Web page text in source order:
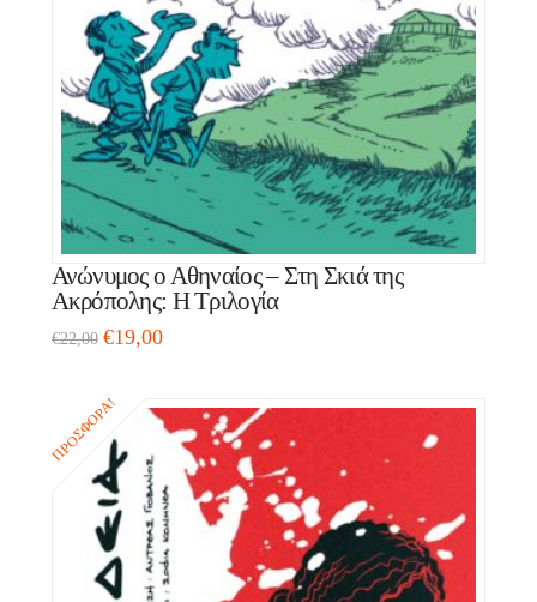
Ανώνυμος ο Αθηναίος – Στη Σκιά της
Ακρόπολης: Η Τριλογία
€22,00 €19,00
ΠΡΟΣΦΟΡΆ!